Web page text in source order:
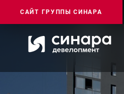
САЙТ ГРУППЫ СИНАРА